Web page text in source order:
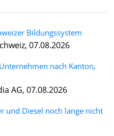
Bildungssystem
07.08.2026
nach Kanton,
AG, 07.08.2026
und Diesel noch lange nicht